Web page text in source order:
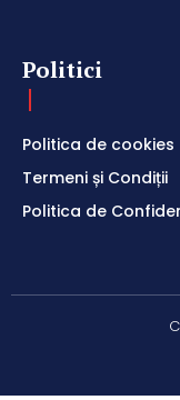
Politici
Politica de cookies
Termeni și Condiții
Politica de